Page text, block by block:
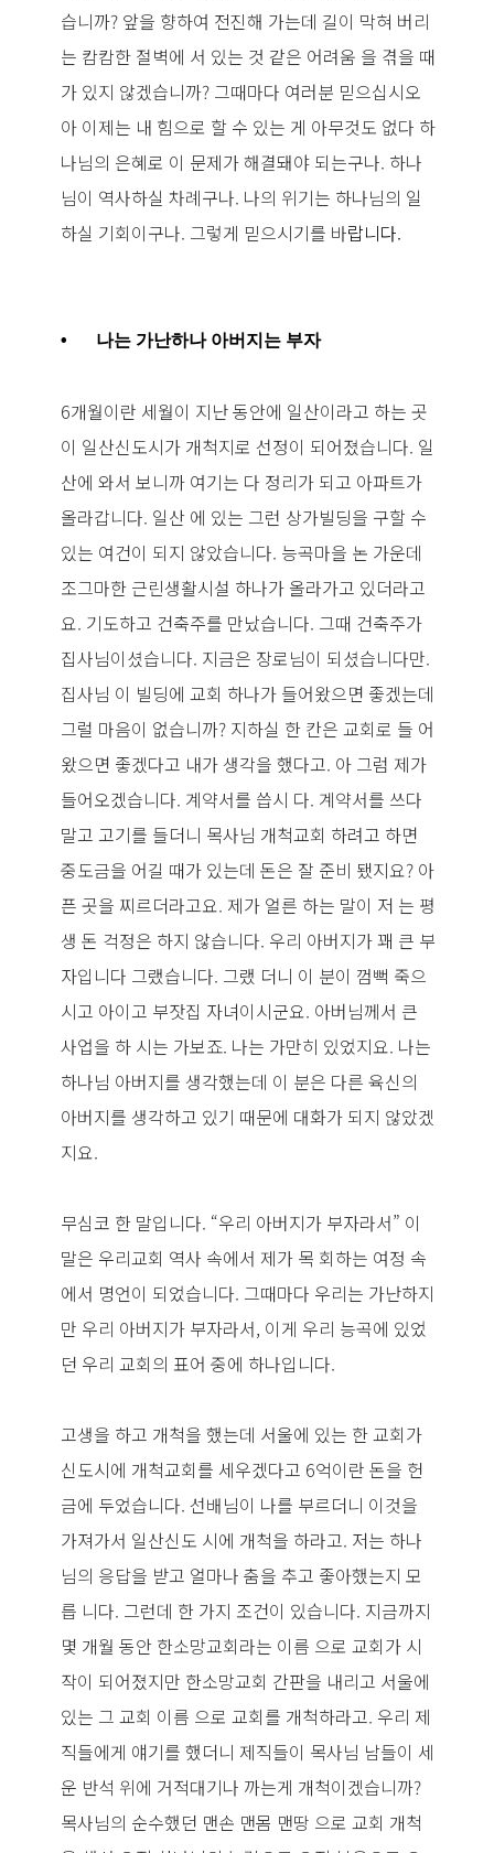
습니까? 앞을 향하여 전진해 가는데 길이 막혀 버리
는 캄캄한 절벽에 서 있는 것 같은 어려움 을 겪을 때
가 있지 않겠습니까? 그때마다 여러분 믿으십시오
아 이제는 내 힘으로 할 수 있는 게 아무것도 없다 하
나님의 은혜로 이 문제가 해결돼야 되는구나. 하나
님이 역사하실 차례구나. 나의 위기는 하나님의 일
하실 기회이구나. 그렇게 믿으시기를 바랍니다.
• 나는 가난하나 아버지는 부자
6개월이란 세월이 지난 동안에 일산이라고 하는 곳
이 일산신도시가 개척지로 선정이 되어졌습니다. 일
산에 와서 보니까 여기는 다 정리가 되고 아파트가
올라갑니다. 일산 에 있는 그런 상가빌딩을 구할 수
있는 여건이 되지 않았습니다. 능곡마을 논 가운데
조그마한 근린생활시설 하나가 올라가고 있더라고
요. 기도하고 건축주를 만났습니다. 그때 건축주가
집사님이셨습니다. 지금은 장로님이 되셨습니다만.
집사님 이 빌딩에 교회 하나가 들어왔으면 좋겠는데
그럴 마음이 없습니까? 지하실 한 칸은 교회로 들 어
왔으면 좋겠다고 내가 생각을 했다고. 아 그럼 제가
들어오겠습니다. 계약서를 씁시 다. 계약서를 쓰다
말고 고기를 들더니 목사님 개척교회 하려고 하면
중도금을 어길 때가 있는데 돈은 잘 준비 됐지요? 아
픈 곳을 찌르더라고요. 제가 얼른 하는 말이 저 는 평
생 돈 걱정은 하지 않습니다. 우리 아버지가 꽤 큰 부
자입니다 그랬습니다. 그랬 더니 이 분이 껌뻑 죽으
시고 아이고 부잣집 자녀이시군요. 아버님께서 큰
사업을 하 시는 가보죠. 나는 가만히 있었지요. 나는
하나님 아버지를 생각했는데 이 분은 다른 육신의
아버지를 생각하고 있기 때문에 대화가 되지 않았겠
지요.
무심코 한 말입니다. “우리 아버지가 부자라서” 이
말은 우리교회 역사 속에서 제가 목 회하는 여정 속
에서 명언이 되었습니다. 그때마다 우리는 가난하지
만 우리 아버지가 부자라서, 이게 우리 능곡에 있었
던 우리 교회의 표어 중에 하나입니다.
고생을 하고 개척을 했는데 서울에 있는 한 교회가
신도시에 개척교회를 세우겠다고 6억이란 돈을 헌
금에 두었습니다. 선배님이 나를 부르더니 이것을
가져가서 일산신도 시에 개척을 하라고. 저는 하나
님의 응답을 받고 얼마나 춤을 추고 좋아했는지 모
릅 니다. 그런데 한 가지 조건이 있습니다. 지금까지
몇 개월 동안 한소망교회라는 이름 으로 교회가 시
작이 되어졌지만 한소망교회 간판을 내리고 서울에
있는 그 교회 이름 으로 교회를 개척하라고. 우리 제
직들에게 얘기를 했더니 제직들이 목사님 남들이 세
운 반석 위에 거적대기나 까는게 개척이겠습니까?
목사님의 순수했던 맨손 맨몸 맨땅 으로 교회 개척